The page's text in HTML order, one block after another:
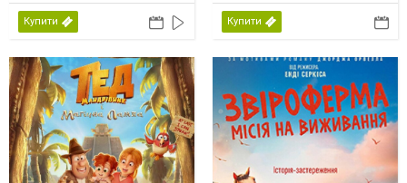
Купити Купити